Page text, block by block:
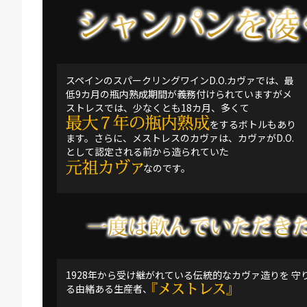
スペインのスパークリングワインD.O.カヴァでは、最
低9カ月の瓶内熟成期間が義務付けられていますがメ
ストレスでは、少なくとも18カ月、多くて
をするボトルもあり
ます。さらに、メストレスのカヴァは、カヴァがD.O.
として認定される前から造られていた
なのです。
1928年から受け継がれている伝統的なカヴァ造りを 守
る由緒ある生産者、